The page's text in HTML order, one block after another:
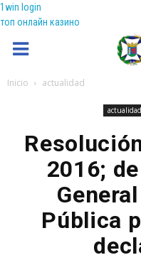
1win login
топ онлайн казино
Coenfeba
Inicio actualidad
actualidad
2016;
Pública